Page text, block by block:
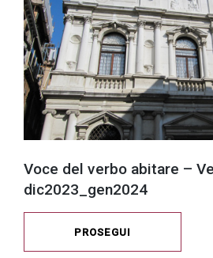
Voce del verbo abitare –
dic2023_gen2024
PROSEGUI